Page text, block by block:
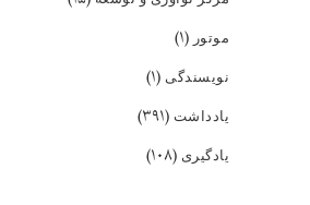
موتور (۱)
نویسندگی (۱)
یادداشت (۳۹۱)
یادگیری (۱۰۸)